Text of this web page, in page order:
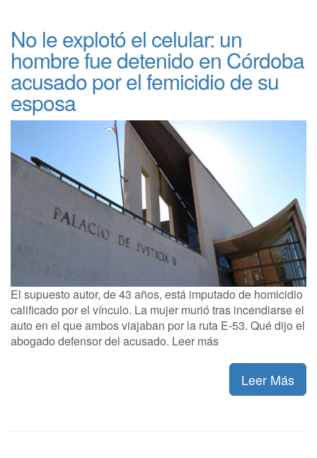
No le explotó el celular: un
hombre fue detenido en Córdoba
acusado por el femicidio de su
esposa
El supuesto autor, de 43 años, está imputado de homicidio
calificado por el vínculo. La mujer murió tras incendiarse el
auto en el que ambos viajaban por la ruta E-53. Qué dijo el
abogado defensor del acusado. Leer más
Leer Más